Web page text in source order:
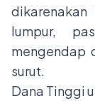
lumpur,
mengendap
surut.
Dana Tinggi